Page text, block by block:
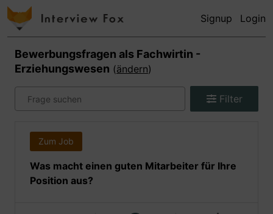
Signup Login
Bewerbungsfragen als Fachwirtin -
Erziehungswesen (ändern)
Filter
Zum Job
Was macht einen guten Mitarbeiter für Ihre
Position aus?